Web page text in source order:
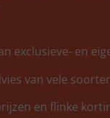
exclusieve- en
van vele
en flinke